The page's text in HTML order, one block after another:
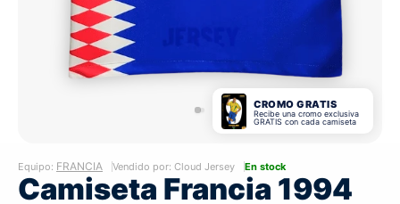
CROMO GRATIS
Recibe una cromo exclusiva
GRATIS con cada camiseta
Equipo: FRANCIA Vendido por: Cloud Jersey En stock
Camiseta Francia 1994